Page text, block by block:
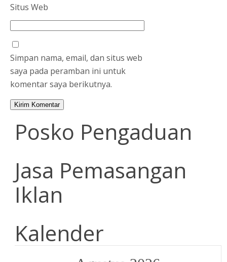
Situs Web
Simpan nama, email, dan situs web
saya pada peramban ini untuk
komentar saya berikutnya.
Posko Pengaduan
Jasa Pemasangan
Iklan
Kalender